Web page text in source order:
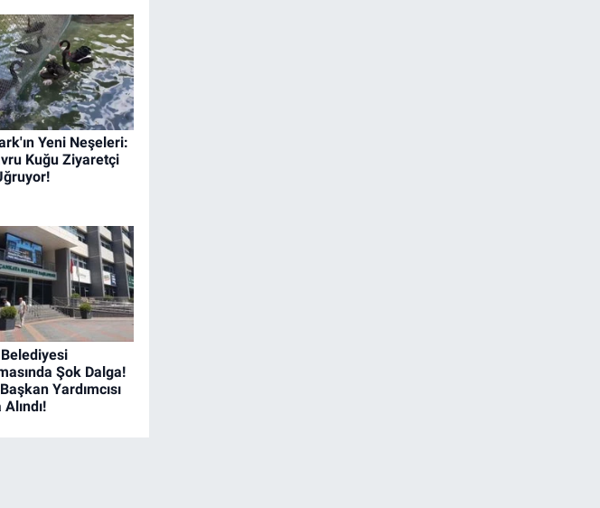
Yeni Neşeleri:
Kuğu Ziyaretçi
Şok Dalga!
Yardımcısı